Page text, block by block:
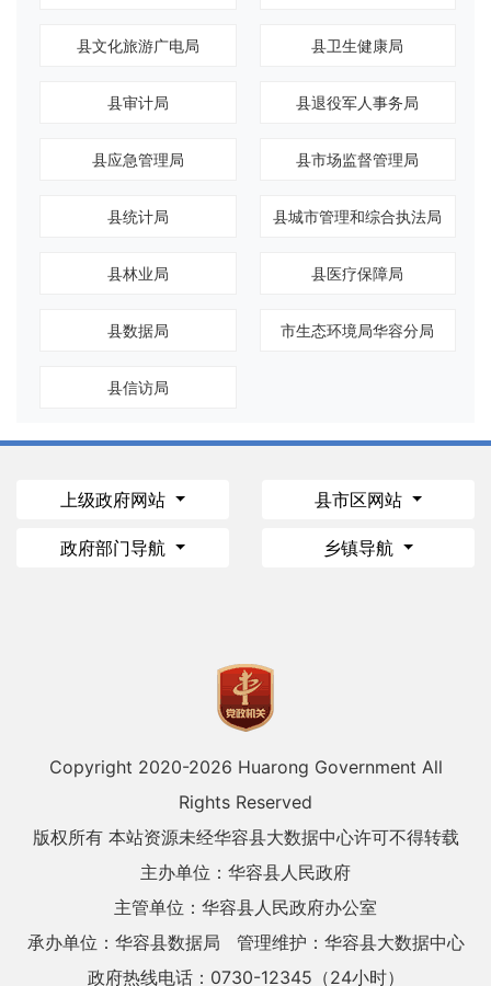
县文化旅游广电局 县卫生健康局
县审计局 县退役军人事务局
县应急管理局 县市场监督管理局
县统计局 县城市管理和综合执法局
县林业局 县医疗保障局
县数据局 市生态环境局华容分局
县信访局
上级政府网站 县市区网站
政府部门导航 乡镇导航
Copyright 2020-2026 Huarong Government All
Rights Reserved
版权所有 本站资源未经华容县大数据中心许可不得转载
主办单位：华容县人民政府
主管单位：华容县人民政府办公室
承办单位：华容县数据局
管理维护：华容县大数据中心
政府热线电话：0730-12345（24小时）